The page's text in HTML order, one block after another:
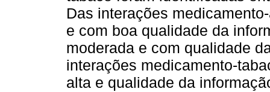
Das interações
e com boa qualidade da
moderada e com qualidade
interações medicamento-
alta e qualidade da